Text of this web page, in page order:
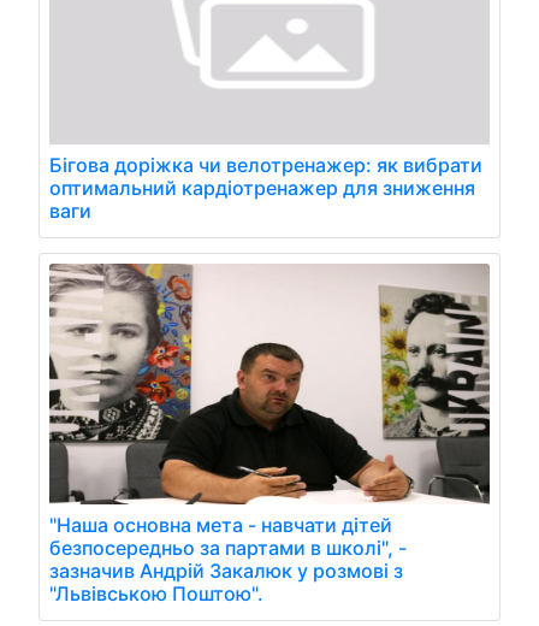
Бігова доріжка чи велотренажер: як вибрати
оптимальний кардіотренажер для зниження
ваги
"Наша основна мета - навчати дітей
безпосередньо за партами в школі", -
зазначив Андрій Закалюк у розмові з
"Львівською Поштою".